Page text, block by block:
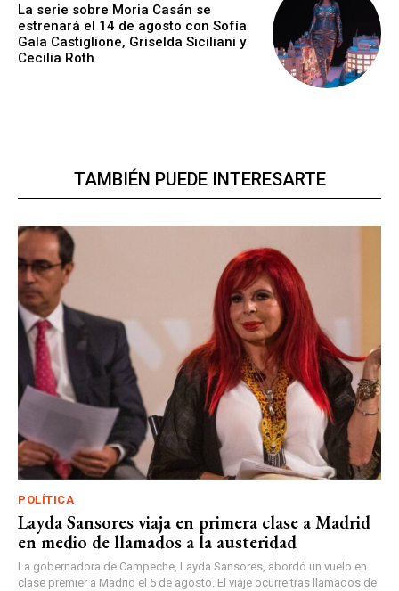
La serie sobre Moria Casán se
estrenará el 14 de agosto con Sofía
Gala Castiglione, Griselda Siciliani y
Cecilia Roth
TAMBIÉN PUEDE INTERESARTE
POLÍTICA
Layda Sansores viaja en primera clase a Madrid
en medio de llamados a la austeridad
La gobernadora de Campeche, Layda Sansores, abordó un vuelo en
clase premier a Madrid el 5 de agosto. El viaje ocurre tras llamados de